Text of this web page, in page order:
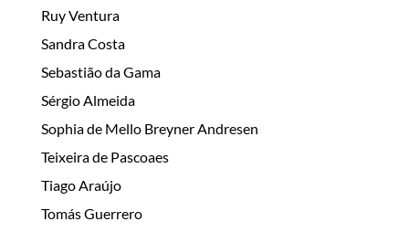
Ruy Ventura
Sandra Costa
Sebastião da Gama
Sérgio Almeida
Sophia de Mello Breyner Andresen
Teixeira de Pascoaes
Tiago Araújo
Tomás Guerrero